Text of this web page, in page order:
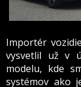
Importér
vysvetlil už v
modelu, kde
systémov ako